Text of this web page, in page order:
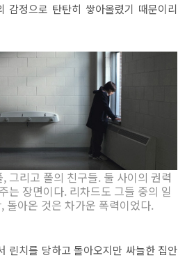
감정으로 탄탄히 쌓아올렸기 때문이리
그리고 폴의 친구들. 둘 사이의 권력
는 장면이다. 리차드도 그들 중의 일
돌아온 것은 차가운 폭력이었다.
린치를 당하고 돌아오지만 싸늘한 집안